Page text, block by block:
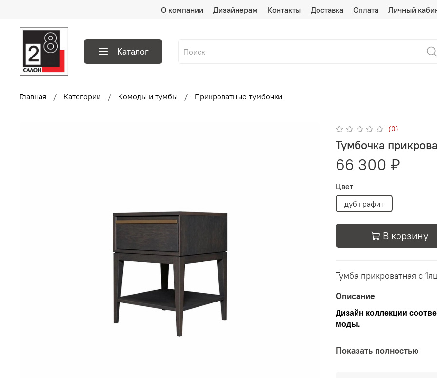
О компании Дизайнерам Контакты Доставка Оплата Личный
Каталог
Главная Категории Комоды и тумбы Прикроватные тумбочки
(0)
Тумбочка
66 300 ₽
Цвет
дуб графит
В корзину
Тумба прикроватная с
Описание
Дизайн коллекции
моды.
Все элементы
Показать полностью